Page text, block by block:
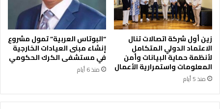
ي
غ
ا
ي
ا
ت
ا
ت
زين أول شركة اتصالات تنال
الاعتماد الدولي المتكامل
لأنظمة حماية البيانات وأمن
المعلومات واستمرارية الأعمال
منذ 5 أيام
“البوتاس العربية” تمول مشروع
إنشاء مبنى العيادات الخارجية
في مستشفى الكرك الحكومي
منذ 6 أيام